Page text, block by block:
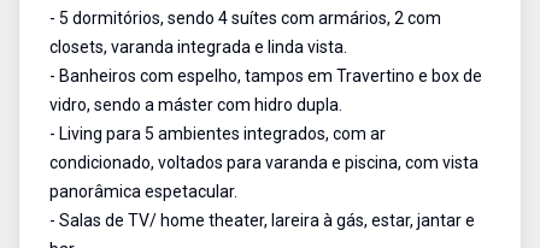
- 5 dormitórios, sendo 4 suítes com armários, 2 com
closets, varanda integrada e linda vista.
- Banheiros com espelho, tampos em Travertino e box de
vidro, sendo a máster com hidro dupla.
- Living para 5 ambientes integrados, com ar
condicionado, voltados para varanda e piscina, com vista
panorâmica espetacular.
- Salas de TV/ home theater, lareira à gás, estar, jantar e